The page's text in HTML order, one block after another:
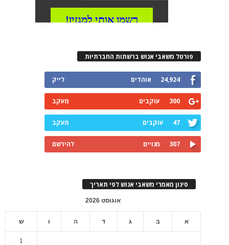
פורטל משאבי אנוש ברשתות החברתיות
24,924 אוהדים לייק
300 עוקבים מעקב
47 עוקבים מעקב
307 מנויים להירשם
סינון מאמרי משאבי אנוש לפי תאריך
אוגוסט 2026
א ב ג ד ה ו ש
1